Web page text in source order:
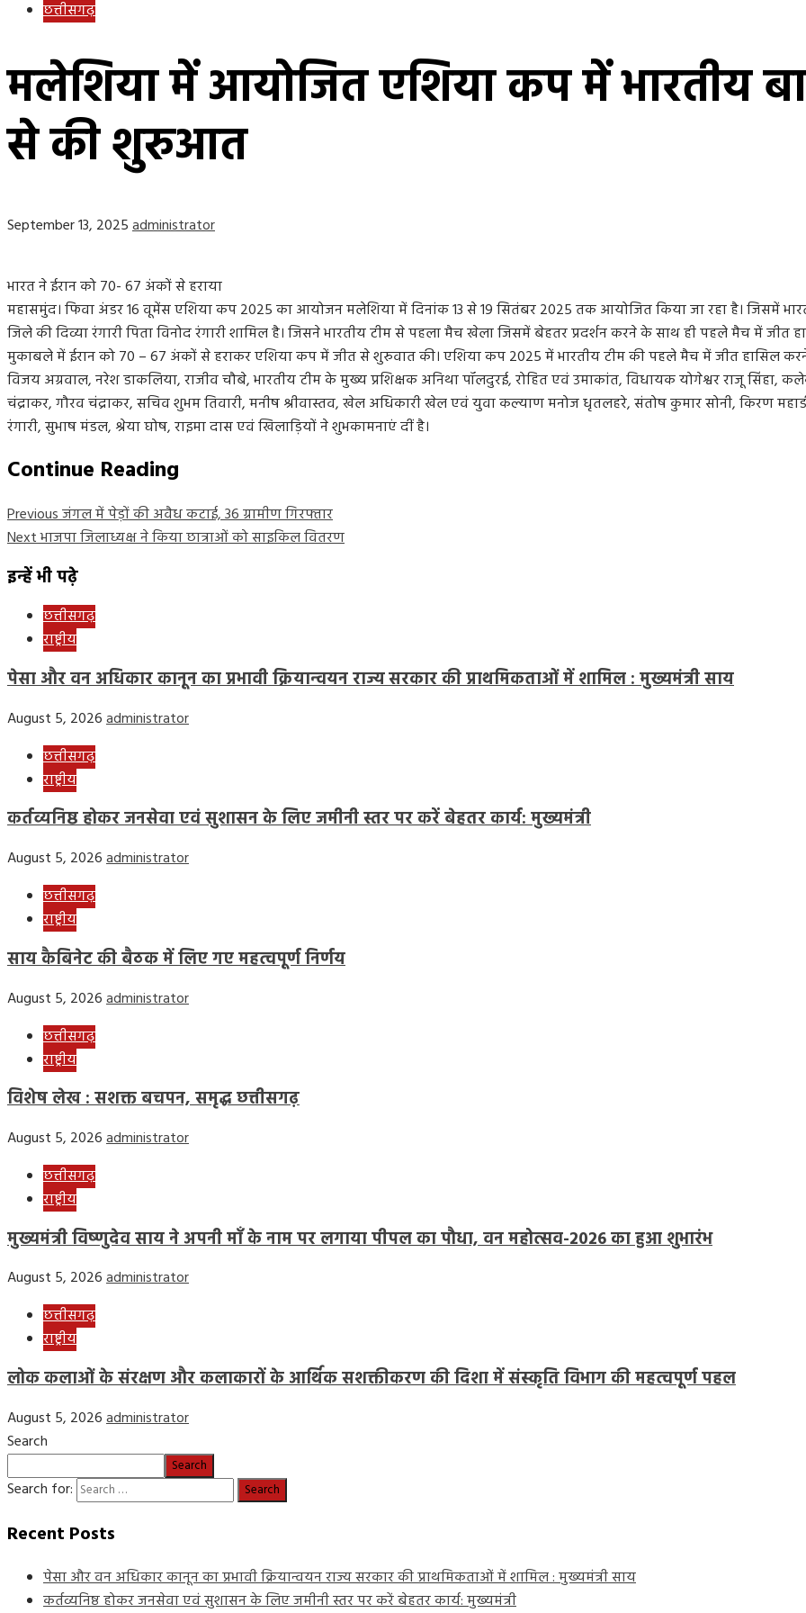
छत्तीसगढ़
मलेशिया में आयोजित एशिया कप में भारतीय
से की शुरुआत
September 13, 2025administrator
भारत ने ईरान को 70- 67 अंकों से हराया
महासमुंद। फिवा अंडर 16 वूमेंस एशिया कप 2025 का आयोजन मलेशिया में दिनांक 13 से 19 सितंबर 2025 तक आयोजित किया जा रहा है। जिसमें
जिले की दिव्या रंगारी पिता विनोद रंगारी शामिल है। जिसने भारतीय टीम से पहला मैच खेला जिसमें बेहतर प्रदर्शन करने के साथ ही पहले मैच में जीत
मुकाबले में ईरान को 70 – 67 अंकों से हराकर एशिया कप में जीत से शुरुवात की। एशिया कप 2025 में भारतीय टीम की पहले मैच में जीत हासिल
विजय अग्रवाल, नरेश डाकलिया, राजीव चौबे, भारतीय टीम के मुख्य प्रशिक्षक अनिथा पॉलदुरई, रोहित एवं उमाकांत, विधायक योगेश्वर राजू
चंद्राकर, गौरव चंद्राकर, सचिव शुभम तिवारी, मनीष श्रीवास्तव, खेल अधिकारी खेल एवं युवा कल्याण मनोज धृतलहरे, संतोष कुमार सोनी, किरण
रंगारी, सुभाष मंडल, श्रेया घोष, राइमा दास एवं खिलाड़ियों ने शुभकामनाएं दीं है।
Continue Reading
Previousजंगल में पेड़ों की अवैध कटाई, 36 ग्रामीण गिरफ्तार
Nextभाजपा जिलाध्यक्ष ने किया छात्राओं को साइकिल वितरण
इन्हें भी पढ़े
छत्तीसगढ़
राष्ट्रीय
पेसा और वन अधिकार कानून का प्रभावी क्रियान्वयन राज्य सरकार की प्राथमिकताओं में शामिल : मुख्यमंत्री साय
August 5, 2026administrator
छत्तीसगढ़
राष्ट्रीय
कर्तव्यनिष्ठ होकर जनसेवा एवं सुशासन के लिए जमीनी स्तर पर करें बेहतर कार्य: मुख्यमंत्री
August 5, 2026administrator
छत्तीसगढ़
राष्ट्रीय
साय कैबिनेट की बैठक में लिए गए महत्वपूर्ण निर्णय
August 5, 2026administrator
छत्तीसगढ़
राष्ट्रीय
विशेष लेख : सशक्त बचपन, समृद्ध छत्तीसगढ़
August 5, 2026administrator
छत्तीसगढ़
राष्ट्रीय
मुख्यमंत्री विष्णुदेव साय ने अपनी माँ के नाम पर लगाया पीपल का पौधा, वन महोत्सव-2026 का हुआ शुभारंभ
August 5, 2026administrator
छत्तीसगढ़
राष्ट्रीय
लोक कलाओं के संरक्षण और कलाकारों के आर्थिक सशक्तीकरण की दिशा में संस्कृति विभाग की महत्वपूर्ण पहल
August 5, 2026administrator
Search
Search
Search for:
Recent Posts
पेसा और वन अधिकार कानून का प्रभावी क्रियान्वयन राज्य सरकार की प्राथमिकताओं में शामिल : मुख्यमंत्री साय
कर्तव्यनिष्ठ होकर जनसेवा एवं सुशासन के लिए जमीनी स्तर पर करें बेहतर कार्य: मुख्यमंत्री